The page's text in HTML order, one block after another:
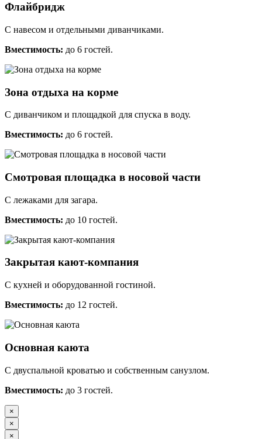
Флайбридж
С навесом и отдельными диванчиками.
Вместимость: до 6 гостей.
Зона отдыха на корме
С диванчиком и площадкой для спуска в воду.
Вместимость: до 6 гостей.
Смотровая площадка в носовой части
С лежаками для загара.
Вместимость: до 10 гостей.
Закрытая кают-компания
С кухней и оборудованной гостиной.
Вместимость: до 12 гостей.
Основная каюта
С двуспальной кроватью и собственным санузлом.
Вместимость: до 3 гостей.
×
×
×